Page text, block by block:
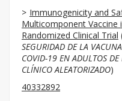
Immunogenicity and
Multicomponent Vaccine
Randomized Clinical Trial
SEGURIDAD DE LA
COVID-19 EN ADULTOS
CLÍNICO ALEATORIZADO)
40332892